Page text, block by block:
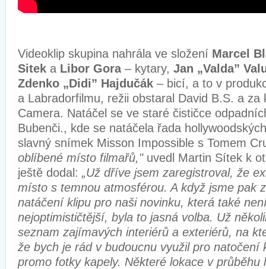
Videoklip skupina nahrála ve složení Marcel
Sitek a Libor Gora– kytary, Jan „Valda”
Zdenko „Didi” Hajdučák – bicí, a to v
a Labradorfilmu, režii obstaral David B.S. a za
Camera. Natáčel se ve staré čističce
Bubenči., kde se natáčela řada
slavný snímek Misson Impossible s Tomem
oblíbené místo filmařů,"uvedl Martin Sítek k
ještě dodal: „Už dříve jsem zaregistroval, že
místo s temnou atmosférou. A když jsme pak
natáčení klipu pro naši novinku, která také
nejoptimističtější, byla to jasná volba. Už
seznam zajímavých interiérů a exteriérů, na
že bych je rád v budoucnu využil pro natočení
promo fotky kapely. Některé lokace v průběhu